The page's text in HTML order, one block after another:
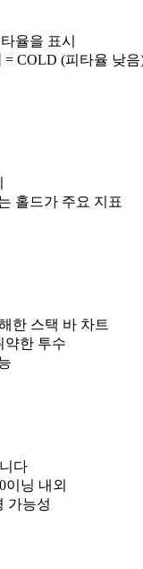
율을 표시
= COLD (피타율 낮음
홀드가 주요 지표
한 스택 바 차트
약한 투수
다
이닝 내외
가능성